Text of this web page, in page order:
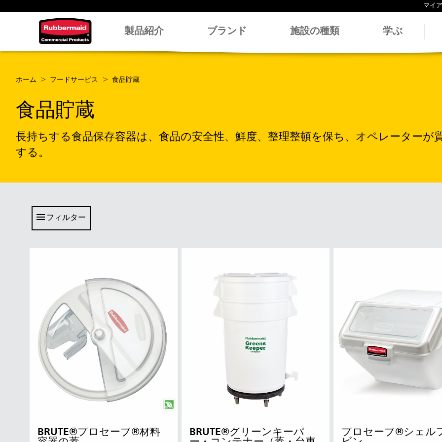
マイ
製品紹介 ブランド 施設の種類 学ぶ
ホーム フードサービス 食品貯蔵
食品貯蔵
長持ちする食品保存容器は、食品の安全性、鮮度、整理整頓を保ち、オペレーター
する。
フィルター
BRUTE®プロセーブ®材料
BRUTE®グリーンキーパ
プロセーブ®シェル